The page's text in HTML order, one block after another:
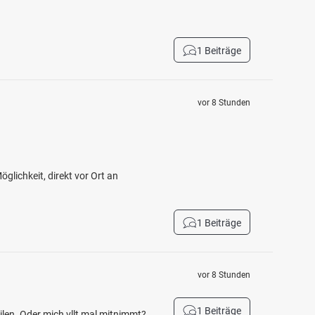
1 Beiträge
direkt vor Ort an
vor 8 Stunden
1 Beiträge
vor 8 Stunden
1 Beiträge